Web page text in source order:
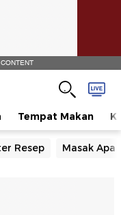
Tempat Makan
Resep Masak Apa